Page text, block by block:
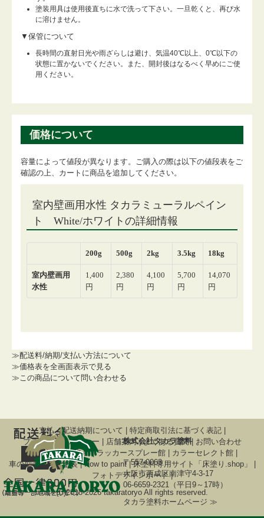
塗装用具は使用後直ちに水で洗って下さい。一旦乾くと、再び水
に溶けません。
▼保管について
長時間の直射日光や雨ざらしは避け、気温40℃以上、0℃以下の
状態に置かないでください。また、開封後はなるべく早めにご使
用ください。
価格について
容量によって値段が異なります。ご購入の際は以下の値段表をご
確認の上、カートに商品を追加してください。
≫配送料/納期/支払い方法について
≫価格表を全画面表示で見る
≫この商品について問い合わせる
株式会社タカラ塗料
〒557-0063
大阪市西成区南津守4-3-17
06-6659-2321（平日9～17時）
タカラ塗料ホームページ ≫
支払・配送納期について 特定商取引法に基づく表記|
プライバシーポリシー
店舗案内| よくある質問| お問い合わせ
関連サイト 調色屋 | ラッカースプレー館 カラーセレクト館
車の刷毛塗り全塗装| How to paint| 床塗料専用サイト「床塗り.shop」
フォトデザインボード|
(C)2018-2026 takaratoryo All rights reserved.